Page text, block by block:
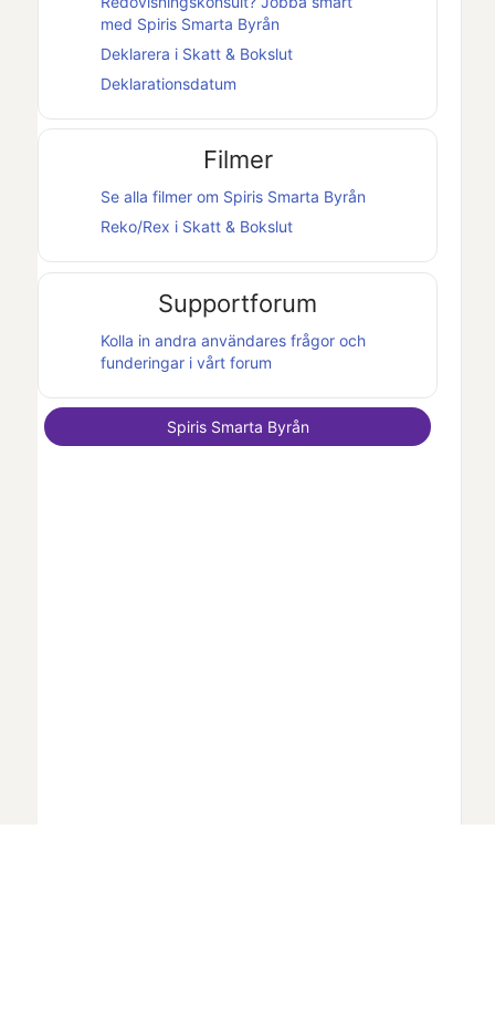
med Spiris Smarta Byrån
Deklarera i Skatt & Bokslut
Deklarationsdatum
Filmer
Se alla filmer om Spiris Smarta Byrån
Reko/Rex i Skatt & Bokslut
Supportforum
Kolla in andra användares frågor och
funderingar i vårt forum
Spiris Smarta Byrån